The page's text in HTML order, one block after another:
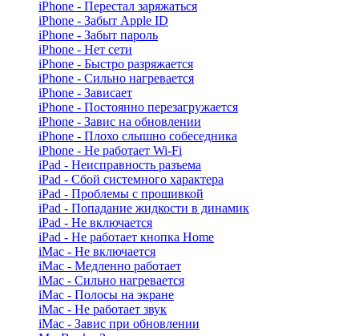
iPhone - Перестал заряжаться
iPhone - Забыт Apple ID
iPhone - Забыт пароль
iPhone - Нет сети
iPhone - Быстро разряжается
iPhone - Сильно нагревается
iPhone - Зависает
iPhone - Постоянно перезагружается
iPhone - Завис на обновлении
iPhone - Плохо слышно собеседника
iPhone - Не работает Wi-Fi
iPad - Неисправность разъема
iPad - Сбой системного характера
iPad - Проблемы с прошивкой
iPad - Попадание жидкости в динамик
iPad - Не включается
iPad - Не работает кнопка Home
iMac - Не включается
iMac - Медленно работает
iMac - Сильно нагревается
iMac - Полосы на экране
iMac - Не работает звук
iMac - Завис при обновлении